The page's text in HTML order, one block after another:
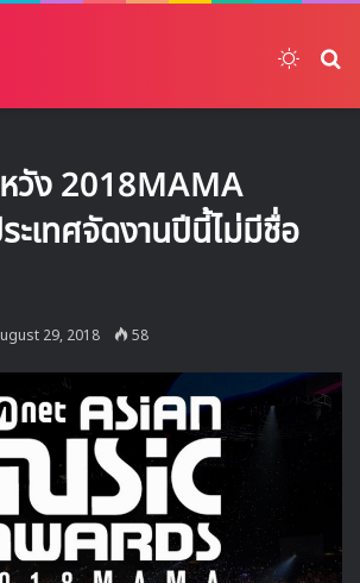
วัง 2018MAMA
ะเทศจัดงานปีนี้ไม่มีชื่อ
29, 2018 58